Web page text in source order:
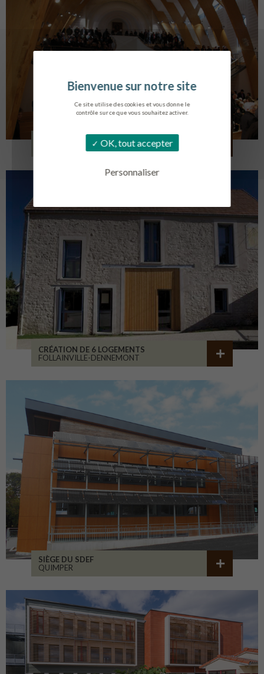
Ce site utilise des cookies et vous donne le
contrôle sur ce que vous souhaitez activer.
OK, tout accepter
Personnaliser
EGLISE SAINT VINCENT
LA TOURLANDRY
CRÉATION DE 6 LOGEMENTS
FOLLAINVILLE-DENNEMONT
SIÈGE DU SDEF
QUIMPER